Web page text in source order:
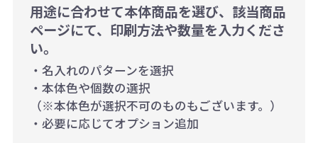
用途に合わせて本体商品を選び、該当商品
ページにて、印刷方法や数量を入力くださ
い。
・名入れのパターンを選択
・本体色や個数の選択
（※本体色が選択不可のものもございます。）
・必要に応じてオプション追加